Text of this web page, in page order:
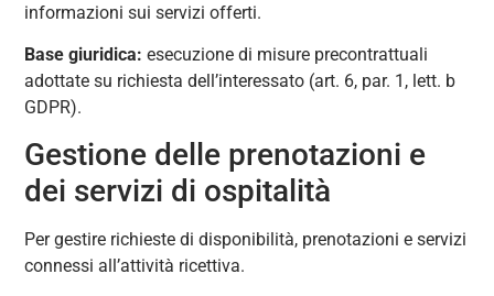
informazioni sui servizi offerti.
Base giuridica: esecuzione di misure precontrattuali
adottate su richiesta dell’interessato (art. 6, par. 1, lett. b
GDPR).
Gestione delle prenotazioni e
dei servizi di ospitalità
Per gestire richieste di disponibilità, prenotazioni e servizi
connessi all’attività ricettiva.